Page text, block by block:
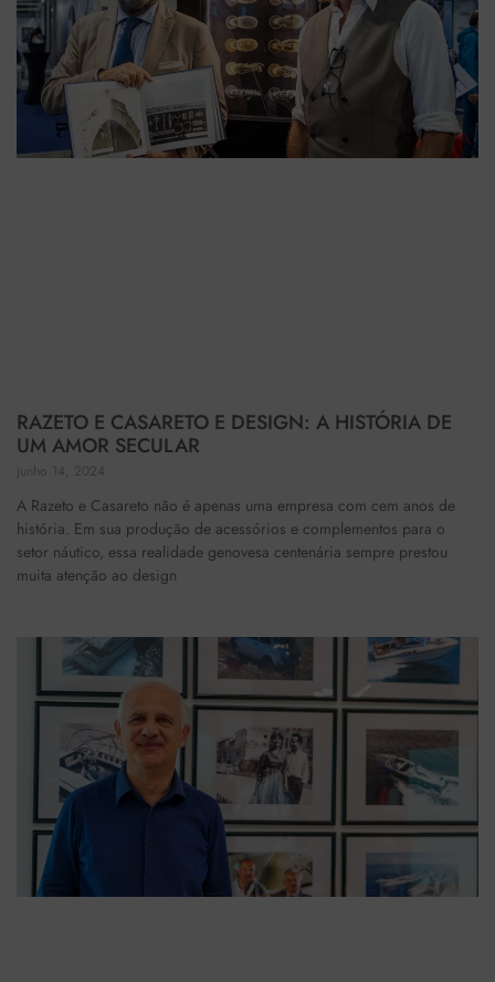
RAZETO E CASARETO E DESIGN: A HISTÓRIA DE
UM AMOR SECULAR
junho 14, 2024
A Razeto e Casareto não é apenas uma empresa com cem anos de
história. Em sua produção de acessórios e complementos para o
setor náutico, essa realidade genovesa centenária sempre prestou
muita atenção ao design